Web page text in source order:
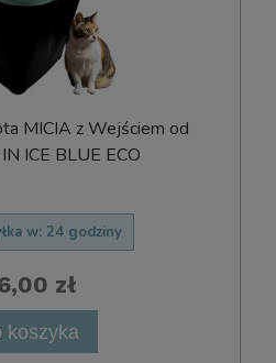
MICIA z Wejściem od
ICE BLUE ECO
w: 24 godziny
zł
koszyka